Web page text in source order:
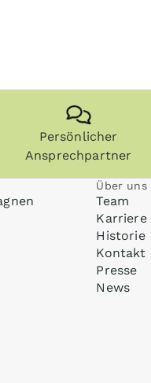
Persönlicher
Ansprechpartner
Über uns
Team
Karriere
Historie
Kontakt
Presse
News